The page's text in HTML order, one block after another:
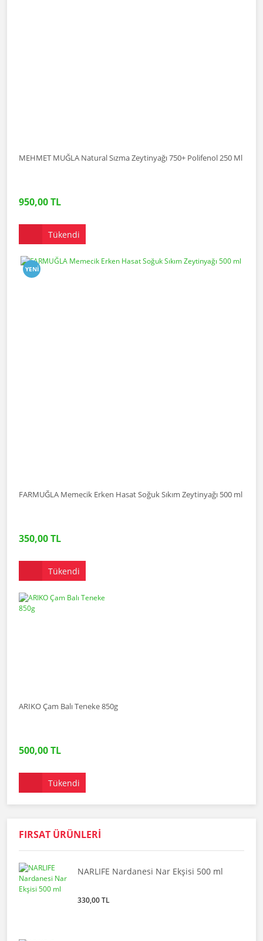
MEHMET MUĞLA Natural Sızma Zeytinyağı 750+ Polifenol 250 Ml
950,00 TL
Tükendi
YENI
FARMUĞLA Memecik Erken Hasat Soğuk Sıkım Zeytinyağı 500 ml
350,00 TL
Tükendi
ARIKO Çam Balı Teneke 850g
500,00 TL
Tükendi
FIRSAT ÜRÜNLERİ
NARLIFE Nardanesi Nar Ekşisi 500 ml
330,00 TL